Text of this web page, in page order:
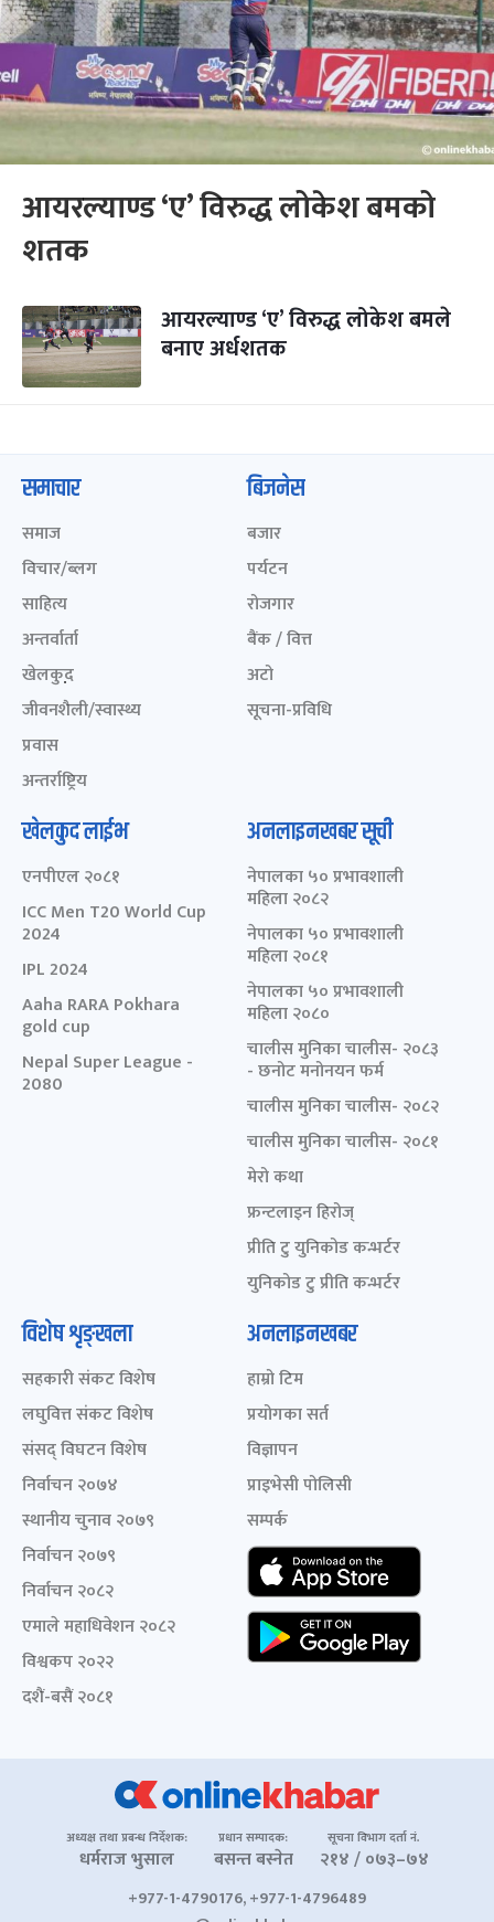
आयरल्याण्ड ‘ए’ विरुद्ध लोकेश बमको
शतक
आयरल्याण्ड ‘ए’ विरुद्ध लोकेश बमले
बनाए अर्धशतक
समाचार
समाज
विचार/ब्लग
साहित्य
अन्तर्वार्ता
खेलकुद़़
जीवनशैली/स्वास्थ्य
प्रवास
अन्तर्राष्ट्रिय
बिजनेस
बजार
पर्यटन
रोजगार
बैंक / वित्त
अटो
सूचना-प्रविधि
खेलकुद लाईभ
एनपीएल २०८१
ICC Men T20 World Cup
2024
IPL 2024
Aaha RARA Pokhara
gold cup
Nepal Super League -
2080
अनलाइनखबर सूची
नेपालका ५० प्रभावशाली
महिला २०८२
नेपालका ५० प्रभावशाली
महिला २०८१
नेपालका ५० प्रभावशाली
महिला २०८०
चालीस मुनिका चालीस- २०८३
- छनोट मनोनयन फर्म
चालीस मुनिका चालीस- २०८२
चालीस मुनिका चालीस- २०८१
मेरो कथा
फ्रन्टलाइन हिरोज्
प्रीति टु युनिकोड कन्भर्टर
युनिकोड टु प्रीति कन्भर्टर
विशेष शृङ्खला
सहकारी संकट विशेष
लघुवित्त संकट विशेष
संसद् विघटन विशेष
निर्वाचन २०७४
स्थानीय चुनाव २०७९
निर्वाचन २०७९
निर्वाचन २०८२
एमाले महाधिवेशन २०८२
विश्वकप २०२२
दशैं-बसैं २०८१
अनलाइनखबर
हाम्रो टिम
प्रयोगका सर्त
विज्ञापन
प्राइभेसी पोलिसी
सम्पर्क
अध्यक्ष तथा प्रबन्ध निर्देशक:
धर्मराज भुसाल
प्रधान सम्पादक:
बसन्त बस्नेत
सूचना विभाग दर्ता नं.
२१४ / ०७३–७४
+977-1-4790176, +977-1-4796489